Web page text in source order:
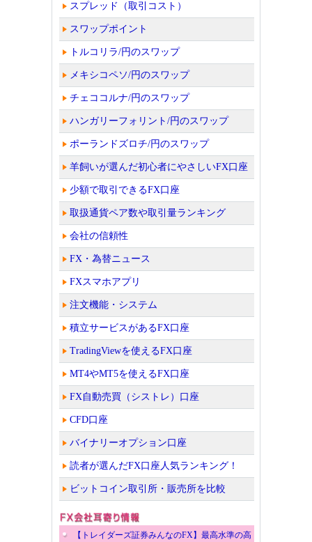
スプレッド（取引コスト）
スワップポイント
トルコリラ/円のスワップ
メキシコペソ/円のスワップ
チェココルナ/円のスワップ
ハンガリーフォリント/円のスワップ
ポーランドズロチ/円のスワップ
羊飼いが選んだ初心者にやさしいFX口座
少額で取引できるFX口座
取扱通貨ペア数や取引量ランキング
会社の信頼性
FX・為替ニュース
FXスマホアプリ
注文機能・システム
積立サービスがあるFX口座
TradingViewを使えるFX口座
MT4やMT5を使えるFX口座
FX自動売買（シストレ）口座
CFD口座
バイナリーオプション口座
読者が選んだFX口座人気ランキング！
ビットコイン取引所・販売所を比較
【トレイダーズ証券みんなのFX】最高水準の高